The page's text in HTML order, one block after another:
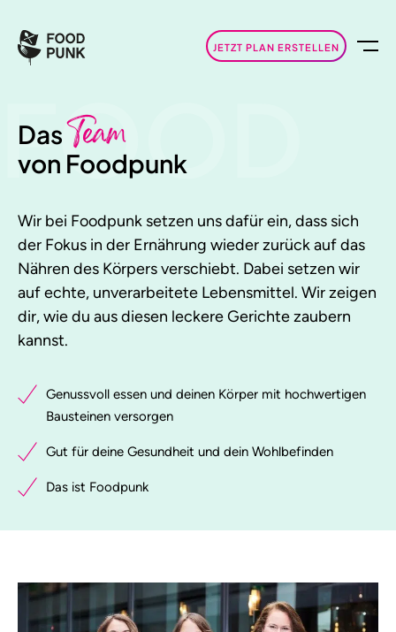
JETZT PLAN ERSTELLEN
FOOD
DasTeam
von Foodpunk
Wir bei Foodpunk setzen uns dafür ein, dass sich
der Fokus in der Ernährung wieder zurück auf das
Nähren des Körpers verschiebt. Dabei setzen wir
auf echte, unverarbeitete Lebensmittel. Wir zeigen
dir, wie du aus diesen leckere Gerichte zaubern
kannst.
Genussvoll essen und deinen Körper mit hochwertigen
Bausteinen versorgen
Gut für deine Gesundheit und dein Wohlbefinden
Das ist Foodpunk